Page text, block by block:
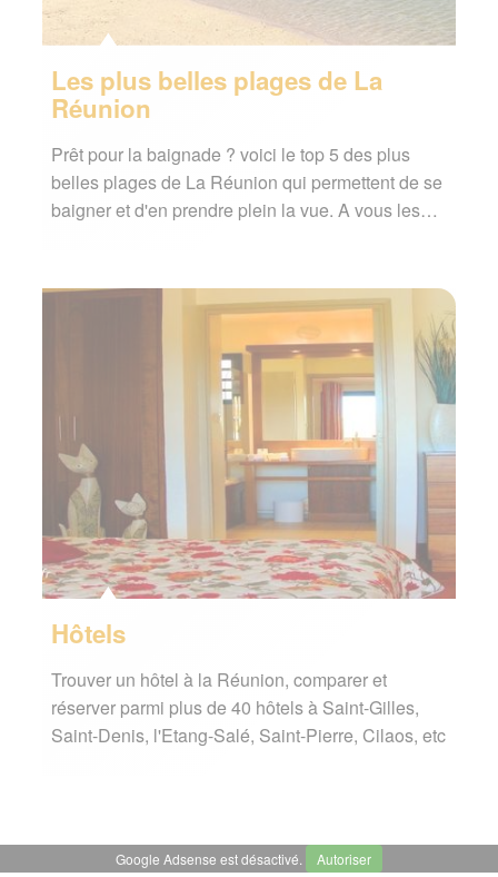
Les plus belles plages de La
Réunion
Prêt pour la baignade ? voici le top 5 des plus
belles plages de La Réunion qui permettent de se
baigner et d'en prendre plein la vue. A vous les…
Hôtels
Trouver un hôtel à la Réunion, comparer et
réserver parmi plus de 40 hôtels à Saint-Gilles,
Saint-Denis, l'Etang-Salé, Saint-Pierre, Cilaos, etc
Google Adsense est désactivé. Autoriser